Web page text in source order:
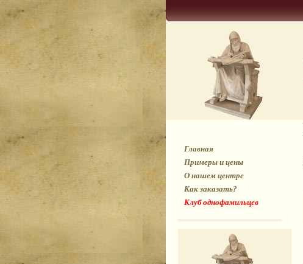
Главная
Примеры и цены
О нашем центре
Как заказать?
Клуб однофамильцев